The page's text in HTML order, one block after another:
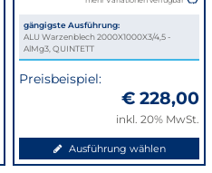
gängigste Ausführung:
ALU Warzenblech 2000X1000X3/4,5 -
AlMg3, QUINTETT
Preisbeispiel:
€ 228,00
inkl. 20% MwSt.
Ausführung wählen